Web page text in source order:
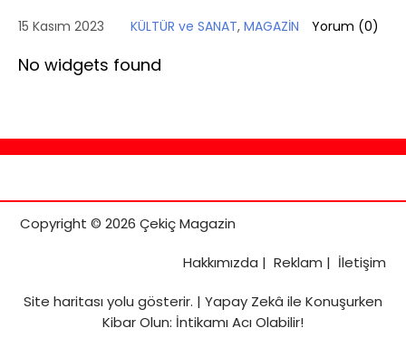
15 Kasım 2023 KÜLTÜR ve SANAT, MAGAZİN Yorum (0)
No widgets found
Copyright © 2026 Çekiç Magazin
Hakkımızda | Reklam | İletişim
Site haritasıyolu gösterir. | Yapay Zekâ ile Konuşurken
Kibar Olun: İntikamı Acı Olabilir!